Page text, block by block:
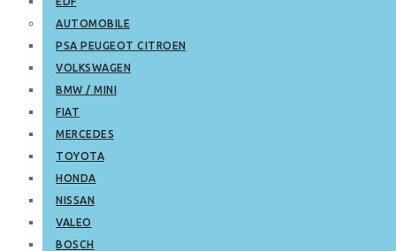
AUTOMOBILE
PSA PEUGEOT CITROEN
VOLKSWAGEN
BMW / MINI
FIAT
MERCEDES
TOYOTA
HONDA
NISSAN
VALEO
BOSCH